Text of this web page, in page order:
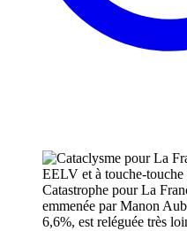
Catastrophe pour La
emmenée par Manon
6,6%, est reléguée très